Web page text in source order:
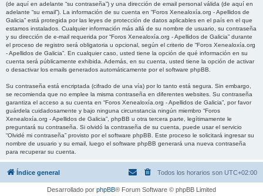
(de aquí en adelante “su contraseña”) y una dirección de email personal válida (de aquí en
adelante “su email”). La información de su cuenta en “Foros Xenealoxía.org - Apellidos de
Galicia” está protegida por las leyes de protección de datos aplicables en el país en el que
estamos instalados. Cualquier información más allá de su nombre de usuario, su contraseña
y su dirección de e-mail requerida por “Foros Xenealoxía.org - Apellidos de Galicia” durante
el proceso de registro será obligatoria u opcional, según el criterio de “Foros Xenealoxía.org
- Apellidos de Galicia”. En cualquier caso, usted tiene la opción de qué información en su
cuenta será públicamente exhibida. Además, en su cuenta, usted tiene la opción de activar
o desactivar los emails generados automáticamente por el software phpBB.
Su contraseña está encriptada (cifrado de una vía) por lo tanto está segura. Sin embargo,
se recomienda que no emplee la misma contraseña en diferentes websites. Su contraseña
garantiza el acceso a su cuenta en “Foros Xenealoxía.org - Apellidos de Galicia”, por favor
guárdela cuidadosamente y bajo ninguna circunstancia ningún miembro “Foros
Xenealoxía.org - Apellidos de Galicia”, phpBB u otra tercera parte, legítimamente le
preguntará su contraseña. Si olvidó la contraseña de su cuenta, puede usar el servicio
“Olvidé mi contraseña” provisto por el software phpBB. Este proceso le solicitará ingresar su
nombre de usuario y su email, luego el software phpBB generará una nueva contraseña
para recuperar su cuenta.
Índice general Todos los horarios son UTC+02:00
Desarrollado por phpBB® Forum Software © phpBB Limited